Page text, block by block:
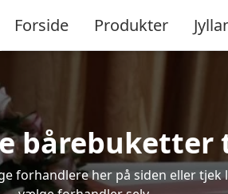
Forside Produkter
forhandlere her på siden eller